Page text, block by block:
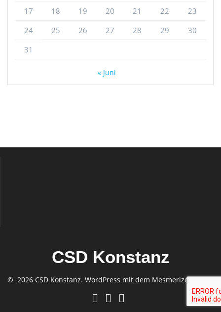
17
18 19 20 21 22
23
24
25 26 27 28 29
30
31
« Juni
CSD Konstanz
© 2026 CSD Konstanz. WordPress mit dem Mesmerize-Theme